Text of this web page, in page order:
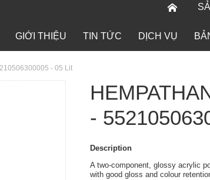
GIỚI THIỆU TIN TỨC DỊCH VỤ
- 05 Lit
-
Description
A two-component, glossy acrylic
with good gloss and colour